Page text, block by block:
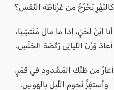
كالنَّهْرِ يَخْرُجُ من غَرْناطَةِ النَّفَسِ؟
أنا ابْنُ لَحْنٍ، إذا ما مالَ مُنْتَشِيًا،
أعادَ وَزْنَ اللَّيالِي رَقْصَةَ الجَلَسِ.
أغارُ من ظِلِّكِ المَشْدودِ في قَمَرٍ،
وأستفِزُّ نُجومَ اللَّيلِ بالهَوَسِ.